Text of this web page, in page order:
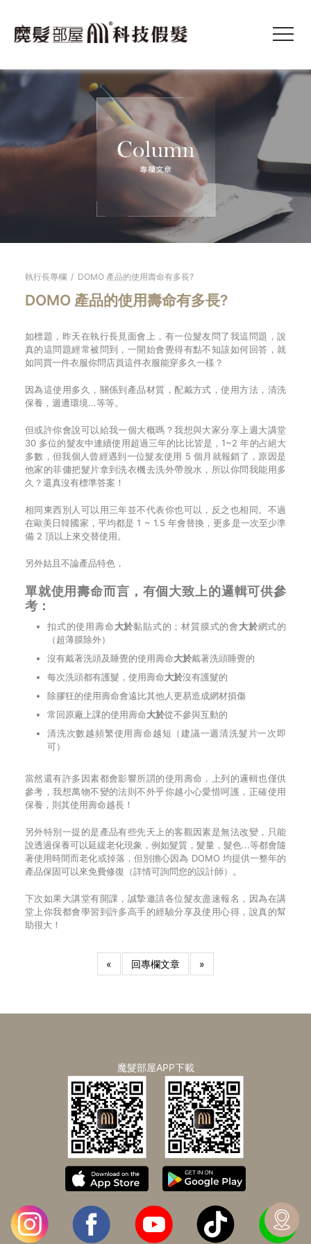
執行長專欄 / DOMO 產品的使用壽命有多長?
DOMO 產品的使用壽命有多長?
如標題，昨天在執行長見面會上，有一位髮友問了我這問題，說
真的這問題經常被問到，一開始會覺得有點不知該如何回答，就
如同買一件衣服你問店員這件衣服能穿多久一樣？
因為這使用多久，關係到產品材質，配戴方式，使用方法，清洗
保養，週遭環境...等等。
但或許你會說可以給我一個大概嗎？我想與大家分享上週大講堂
30 多位的髮友中連續使用超過三年的比比皆是，1~2 年的占絕大
多數，但我個人曾經遇到一位髮友使用 5 個月就報銷了，原因是
他家的菲傭把髮片拿到洗衣機去洗外帶脫水，所以你問我能用多
久？還真沒有標準答案！
相同東西別人可以用三年並不代表你也可以，反之也相同。不過
在歐美日韓國家，平均都是 1 ~ 1.5 年會替換，更多是一次至少準
備 2 頂以上來交替使用。
另外姑且不論產品特色，
單就使用壽命而言，有個大致上的邏輯可供參
考：
扣式的使用壽命大於黏貼式的；材質膜式的會大於網式的
（超薄膜除外）
沒有戴著洗頭及睡覺的使用壽命大於戴著洗頭睡覺的
每次洗頭都有護髮，使用壽命大於沒有護髮的
除膠狂的使用壽命會遠比其他人更易造成網材損傷
常回原廠上課的使用壽命大於從不參與互動的
清洗次數越頻繁使用壽命越短（建議一週清洗髮片一次即
可）
當然還有許多因素都會影響所謂的使用壽命，上列的邏輯也僅供
參考，我想萬物不變的法則不外乎你越小心愛惜呵護，正確使用
保養，則其使用壽命越長！
另外特別一提的是產品有些先天上的客觀因素是無法改變，只能
說透過保養可以延緩老化現象，例如髮質，髮量，髮色...等都會隨
著使用時間而老化或掉落，但別擔心因為 DOMO 均提供一整年的
產品保固可以來免費修復（詳情可詢問您的設計師）。
下次如果大講堂有開課，誠摯邀請各位髮友盡速報名，因為在講
堂上你我都會學習到許多高手的經驗分享及使用心得，說真的幫
助很大！
« 回專欄文章 »
魔髮部屋APP下載